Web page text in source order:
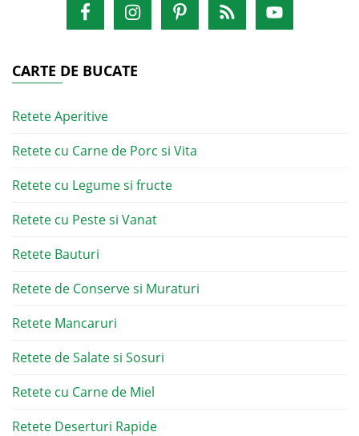
CARTE DE BUCATE
Retete Aperitive
Retete cu Carne de Porc si Vita
Retete cu Legume si fructe
Retete cu Peste si Vanat
Retete Bauturi
Retete de Conserve si Muraturi
Retete Mancaruri
Retete de Salate si Sosuri
Retete cu Carne de Miel
Retete Deserturi Rapide